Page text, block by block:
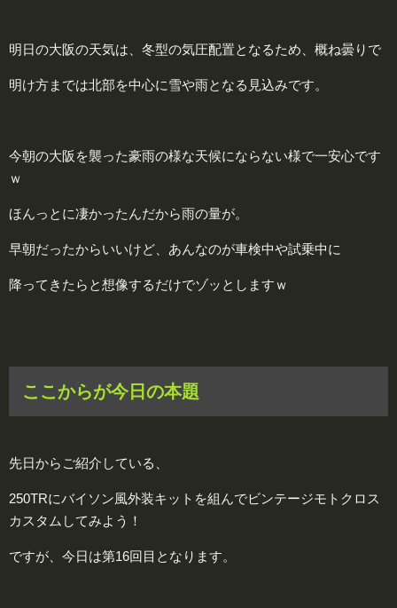
明日の大阪の天気は、冬型の気圧配置となるため、概ね曇りで
明け方までは北部を中心に雪や雨となる見込みです。
今朝の大阪を襲った豪雨の様な天候にならない様で一安心です
ｗ
ほんっとに凄かったんだから雨の量が。
早朝だったからいいけど、あんなのが車検中や試乗中に
降ってきたらと想像するだけでゾッとしますｗ
ここからが今日の本題
先日からご紹介している、
250TRにバイソン風外装キットを組んでビンテージモトクロス
カスタムしてみよう！
ですが、今日は第16回目となります。